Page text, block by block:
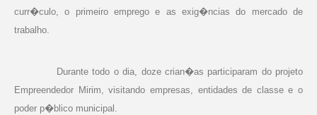
curr�culo, o primeiro emprego e as exig�ncias do mercado de
trabalho.
Durante todo o dia, doze crian�as participaram do projeto
Empreendedor Mirim, visitando empresas, entidades de classe e o
poder p�blico municipal.